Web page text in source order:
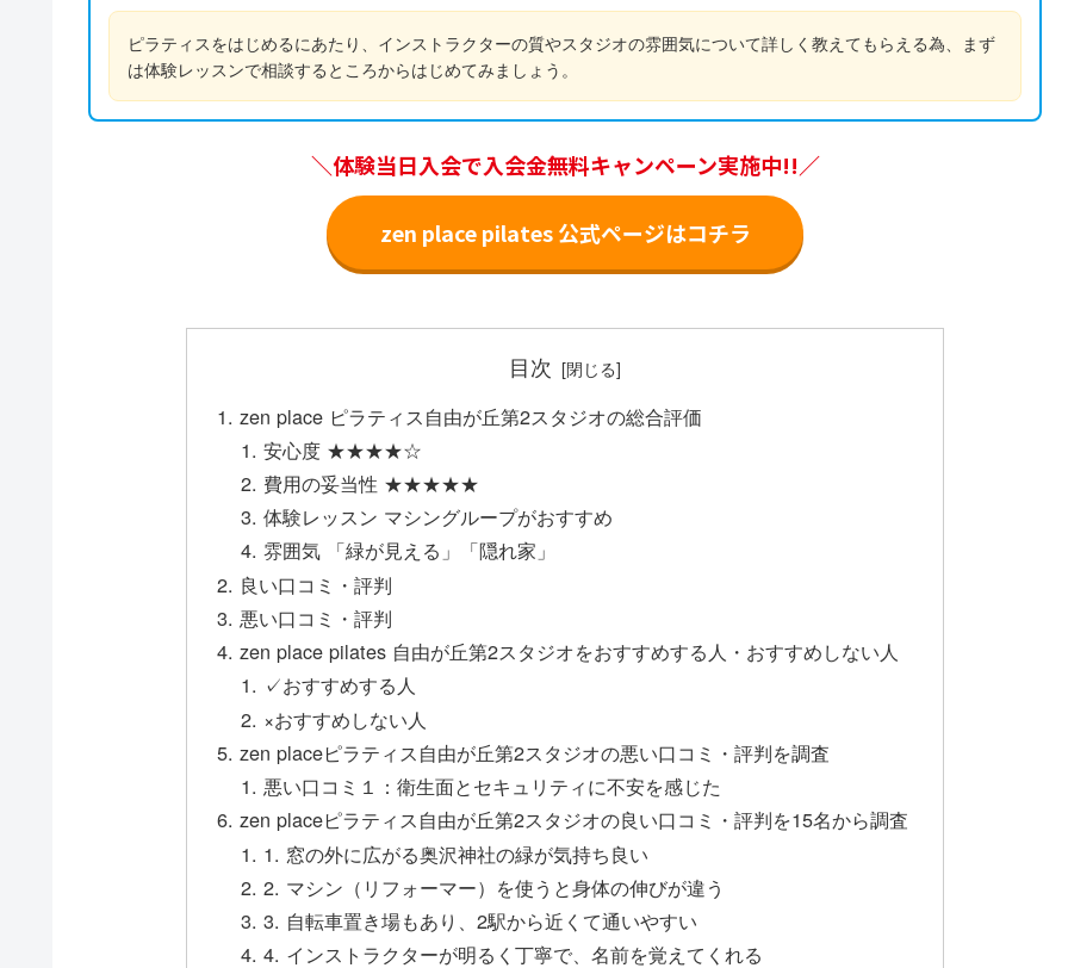
ピラティスをはじめるにあたり、インストラクターの質やスタジオの雰囲気について詳しく教えてもらえる為、まず
は体験レッスンで相談するところからはじめてみましょう。
＼体験当日入会で入会金無料キャンペーン実施中!!／
zen place pilates 公式ページはコチラ
目次
zen place ピラティス自由が丘第2スタジオの総合評価
安心度 ★★★★☆
費用の妥当性 ★★★★★
体験レッスン マシングループがおすすめ
雰囲気 「緑が見える」「隠れ家」
良い口コミ・評判
悪い口コミ・評判
zen place pilates 自由が丘第2スタジオをおすすめする人・おすすめしない人
✓おすすめする人
×おすすめしない人
zen placeピラティス自由が丘第2スタジオの悪い口コミ・評判を調査
悪い口コミ１：衛生面とセキュリティに不安を感じた
zen placeピラティス自由が丘第2スタジオの良い口コミ・評判を15名から調査
1. 窓の外に広がる奥沢神社の緑が気持ち良い
2. マシン（リフォーマー）を使うと身体の伸びが違う
3. 自転車置き場もあり、2駅から近くて通いやすい
4. インストラクターが明るく丁寧で、名前を覚えてくれる